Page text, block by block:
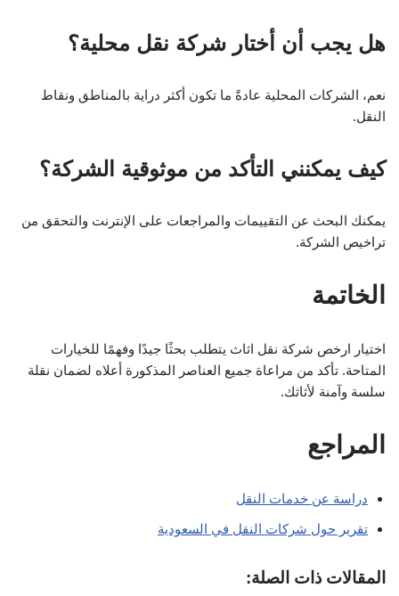
هل يجب أن أختار شركة نقل محلية؟
نعم، الشركات المحلية عادةً ما تكون أكثر دراية بالمناطق ونقاط
النقل.
كيف يمكنني التأكد من موثوقية الشركة؟
يمكنك البحث عن التقييمات والمراجعات على الإنترنت والتحقق من
تراخيص الشركة.
الخاتمة
اختيار ارخص شركة نقل اثاث يتطلب بحثًا جيدًا وفهمًا للخيارات
المتاحة. تأكد من مراعاة جميع العناصر المذكورة أعلاه لضمان نقلة
سلسة وآمنة لأثاثك.
المراجع
دراسة عن خدمات النقل
تقرير حول شركات النقل في السعودية
المقالات ذات الصلة: